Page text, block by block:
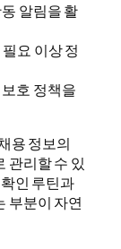
알림을 활
요 이상 정
호 정책을
용 정보의
관리할 수 있
인 루틴과
부분이 자연